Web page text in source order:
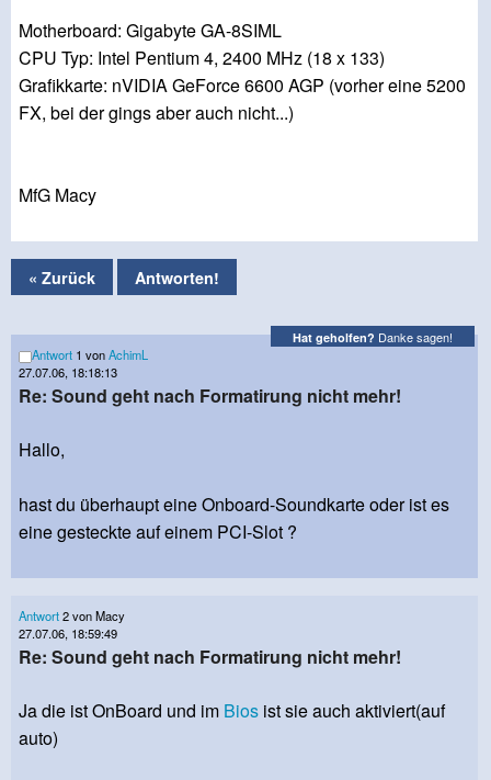
Motherboard: Gigabyte GA-8SIML
CPU Typ: Intel Pentium 4, 2400 MHz (18 x 133)
Grafikkarte: nVIDIA GeForce 6600 AGP (vorher eine 5200
FX, bei der gings aber auch nicht...)
MfG Macy
« Zurück Antworten!
Hat geholfen? Danke sagen!
Antwort 1 vonAchimL
27.07.06, 18:18:13
Re: Sound geht nach Formatirung nicht mehr!
Hallo,
hast du überhaupt eine Onboard-Soundkarte oder ist es
eine gesteckte auf einem PCI-Slot ?
Antwort2 von Macy
27.07.06, 18:59:49
Re: Sound geht nach Formatirung nicht mehr!
Ja die ist OnBoard und im Bios ist sie auch aktiviert(auf
auto)